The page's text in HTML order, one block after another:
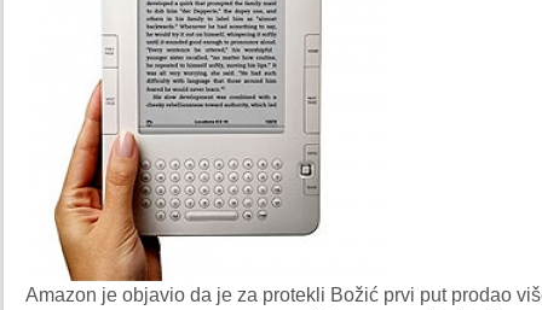
Amazon je objavio da je za protekli Božić prvi put prodao